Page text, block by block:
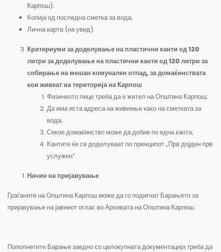
Карпош);
Копија од последна сметка за вода;
Лична карта (на увид).
Критериуми за доделување на пластични канти од 120
литри за доделување на пластични канти од 120 литри за
собирање на мешан комунален отпад, за домаќинствата
кои живеат на територија на Карпош
Физичкото лице треба да е жител на Општина Карпош;
Да има иста адреса на живеење како на сметката за
вода;
Секое домаќинство може да добие по една канта;
Кантите ќе се доделуваат по принципот „Прв дојден прв
услужен“.
Начин на пријавување
Граѓаните на Општина Карпош може да го подигнат Барањето за
пријавување на јавниот оглас во Архивата на Општина Карпош.
Пополнетите Барање заедно со целокупната документација треба да